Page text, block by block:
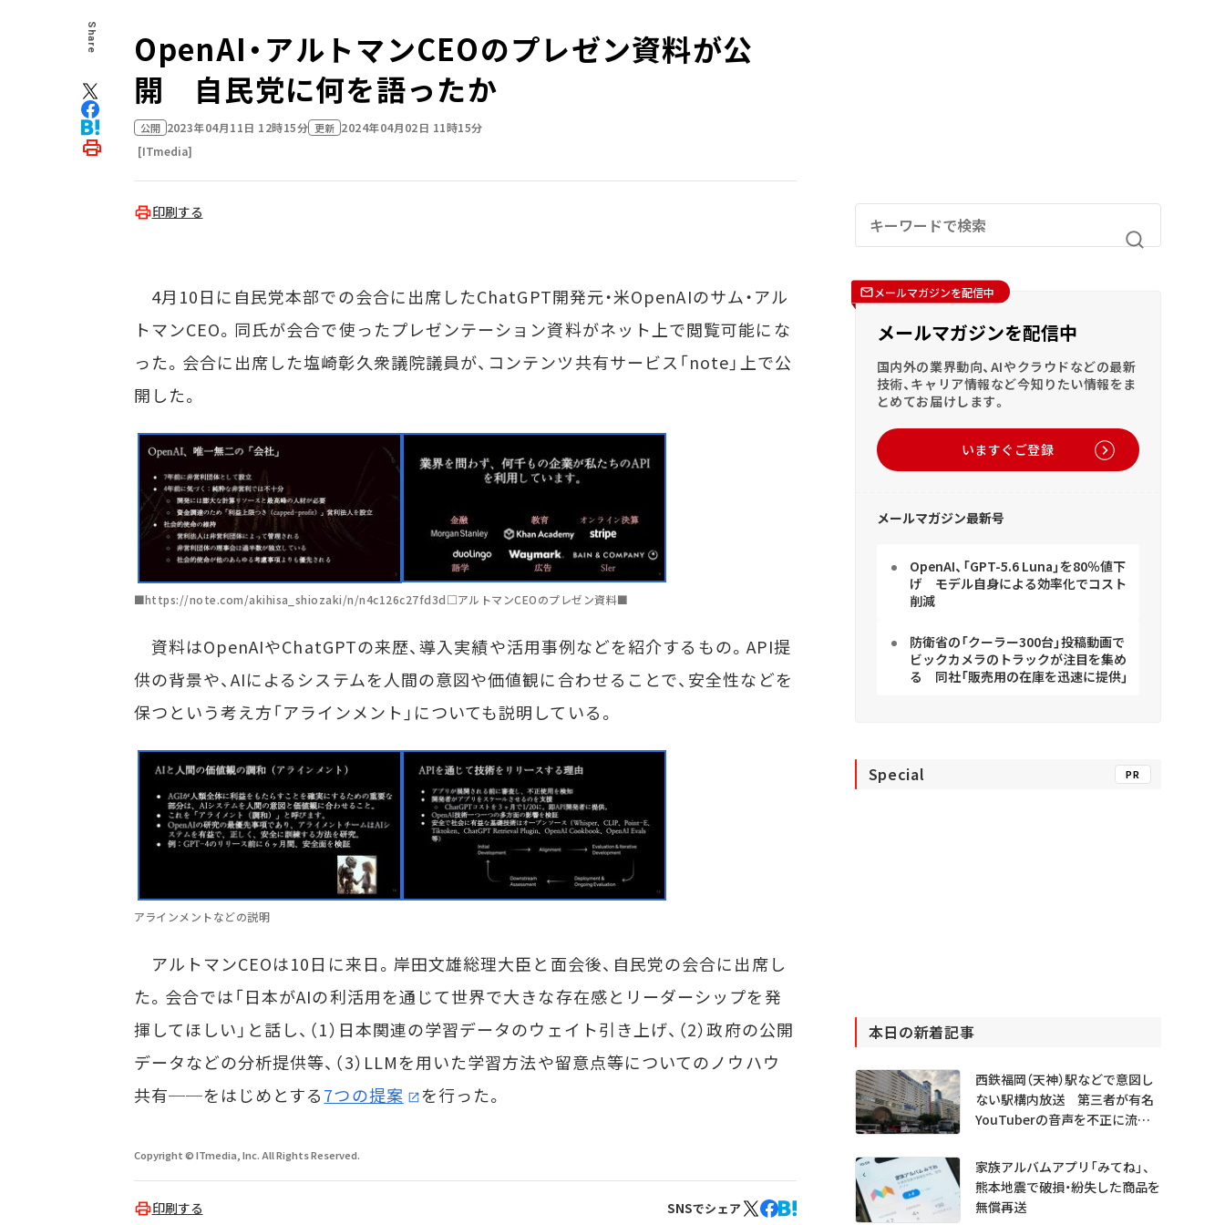
Share
OpenAI・アルトマンCEOのプレゼン資料が公
開 自民党に何を語ったか
公開 2023年04月11日 12時15分 更新 2024年04月02日 11時15分
[ITmedia]
印刷する
4月10日に自民党本部での会合に出席したChatGPT開発元・米OpenAIのサム・アル
トマンCEO。同氏が会合で使ったプレゼンテーション資料がネット上で閲覧可能にな
った。会合に出席した塩崎彰久衆議院議員が、コンテンツ共有サービス「note」上で公
開した。
■https://note.com/akihisa_shiozaki/n/n4c126c27fd3d□アルトマンCEOのプレゼン資料■
資料はOpenAIやChatGPTの来歴、導入実績や活用事例などを紹介するもの。API提
供の背景や、AIによるシステムを人間の意図や価値観に合わせることで、安全性などを
保つという考え方「アラインメント」についても説明している。
アラインメントなどの説明
アルトマンCEOは10日に来日。岸田文雄総理大臣と面会後、自民党の会合に出席し
た。会合では「日本がAIの利活用を通じて世界で大きな存在感とリーダーシップを発
揮してほしい」と話し、（1）日本関連の学習データのウェイト引き上げ、（2）政府の公開
データなどの分析提供等、（3）LLMを用いた学習方法や留意点等についてのノウハウ
共有──をはじめとする7つの提案 を行った。
Copyright © ITmedia, Inc. All Rights Reserved.
印刷する SNSでシェア
メールマガジンを配信中
メールマガジンを配信中
国内外の業界動向、AIやクラウドなどの最新
技術、キャリア情報など今知りたい情報をま
とめてお届けします。
いますぐご登録
メールマガジン最新号
OpenAI、「GPT-5.6 Luna」を80％値下
げ モデル自身による効率化でコスト
削減
防衛省の「クーラー300台」投稿動画で
ビックカメラのトラックが注目を集め
る 同社「販売用の在庫を迅速に提供」
Special PR
本日の新着記事
西鉄福岡（天神）駅などで意図し
ない駅構内放送 第三者が有名
YouTuberの音声を不正に流し
家族アルバムアプリ「みてね」、
熊本地震で破損・紛失した商品を
無償再送